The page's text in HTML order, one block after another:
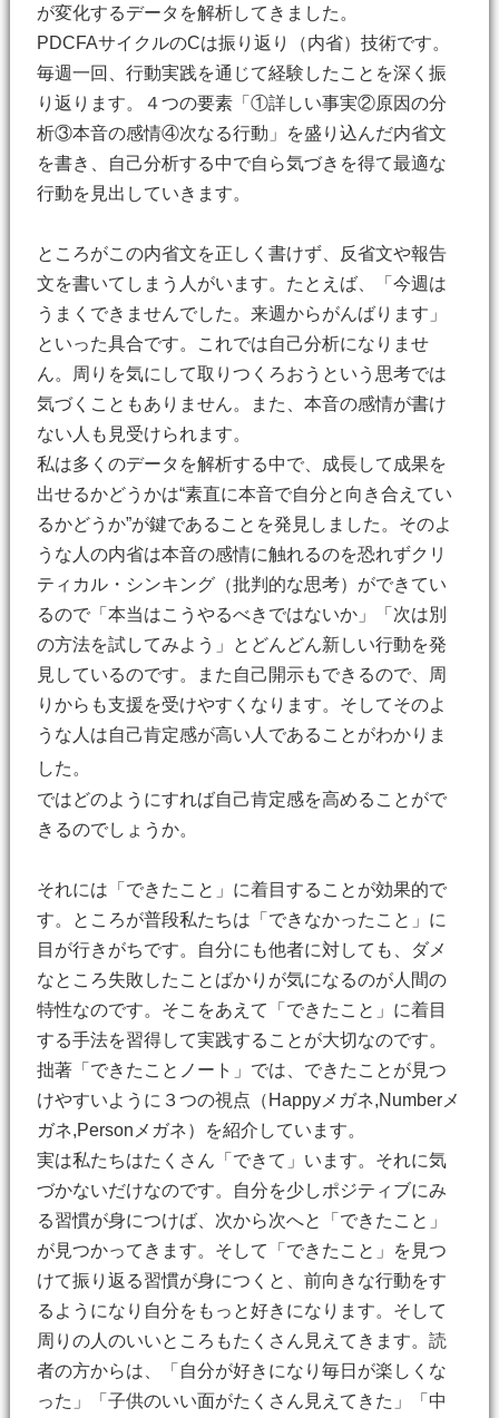
が変化するデータを解析してきました。
PDCFAサイクルのCは振り返り（内省）技術です。
毎週一回、行動実践を通じて経験したことを深く振
り返ります。４つの要素「①詳しい事実②原因の分
析③本音の感情④次なる行動」を盛り込んだ内省文
を書き、自己分析する中で自ら気づきを得て最適な
行動を見出していきます。
ところがこの内省文を正しく書けず、反省文や報告
文を書いてしまう人がいます。たとえば、「今週は
うまくできませんでした。来週からがんばります」
といった具合です。これでは自己分析になりませ
ん。周りを気にして取りつくろおうという思考では
気づくこともありません。また、本音の感情が書け
ない人も見受けられます。
私は多くのデータを解析する中で、成長して成果を
出せるかどうかは“素直に本音で自分と向き合えてい
るかどうか”が鍵であることを発見しました。そのよ
うな人の内省は本音の感情に触れるのを恐れずクリ
ティカル・シンキング（批判的な思考）ができてい
るので「本当はこうやるべきではないか」「次は別
の方法を試してみよう」とどんどん新しい行動を発
見しているのです。また自己開示もできるので、周
りからも支援を受けやすくなります。そしてそのよ
うな人は自己肯定感が高い人であることがわかりま
した。
ではどのようにすれば自己肯定感を高めることがで
きるのでしょうか。
それには「できたこと」に着目することが効果的で
す。ところが普段私たちは「できなかったこと」に
目が行きがちです。自分にも他者に対しても、ダメ
なところ失敗したことばかりが気になるのが人間の
特性なのです。そこをあえて「できたこと」に着目
する手法を習得して実践することが大切なのです。
拙著「できたことノート」では、できたことが見つ
けやすいように３つの視点（Happyメガネ,Numberメ
ガネ,Personメガネ）を紹介しています。
実は私たちはたくさん「できて」います。それに気
づかないだけなのです。自分を少しポジティブにみ
る習慣が身につけば、次から次へと「できたこと」
が見つかってきます。そして「できたこと」を見つ
けて振り返る習慣が身につくと、前向きな行動をす
るようになり自分をもっと好きになります。そして
周りの人のいいところもたくさん見えてきます。読
者の方からは、「自分が好きになり毎日が楽しくな
った」「子供のいい面がたくさん見えてきた」「中